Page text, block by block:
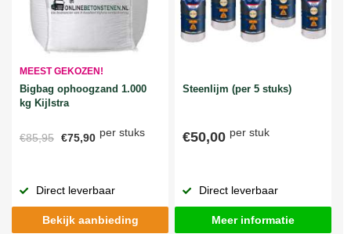
MEEST GEKOZEN!
Bigbag ophoogzand 1.000
kg Kijlstra
€85,95 €75,90 per stuks
Direct leverbaar
Bekijk aanbieding
Steenlijm (per 5 stuks)
€50,00 per stuk
Direct leverbaar
Meer informatie